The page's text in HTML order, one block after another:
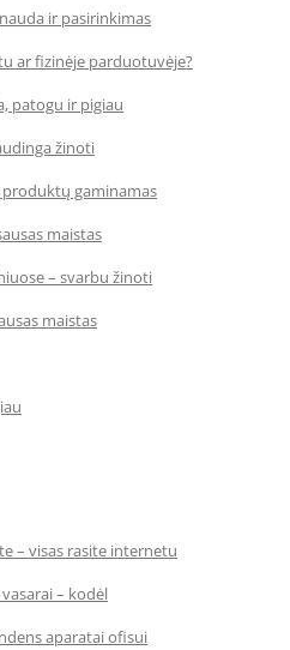
ir pasirinkimas
ar fizinėje parduotuvėje?
patogu ir pigiau
žinoti
produktų gaminamas
maistas
– svarbu žinoti
maistas
– visas rasite internetu
– kodėl
aparatai ofisui